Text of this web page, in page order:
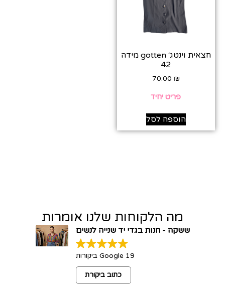
חצאית וינטג׳ gotten מידה
42
70.00 ₪
פריט יחיד
הוספה לסל
מה הלקוחות שלנו אומרות
ששקה - חנות בגדי יד שנייה לנשים
19 Google ביקורות
כתוב ביקורת